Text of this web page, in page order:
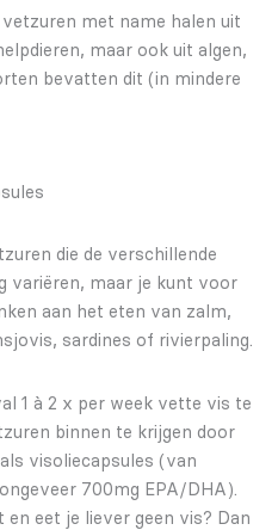
met name halen uit
maar ook uit algen,
bevatten dit (in mindere
die de verschillende
variëren, maar je kunt voor
aan het eten van zalm,
sardines of rivierpaling.
1 à 2 x per week vette vis te
binnen te krijgen door
visoliecapsules (van
700mg EPA/DHA).
eet je liever geen vis? Dan